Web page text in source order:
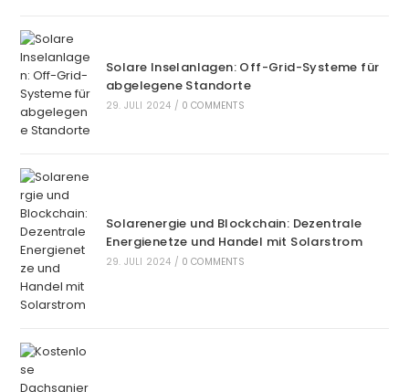
Solare Inselanlagen: Off-Grid-Systeme für
abgelegene Standorte
29. JULI 2024 / 0 COMMENTS
Solarenergie und Blockchain: Dezentrale
Energienetze und Handel mit Solarstrom
29. JULI 2024 / 0 COMMENTS